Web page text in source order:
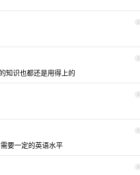
2
3
知识也都还是用得上的
4
5
要一定的英语水平
6